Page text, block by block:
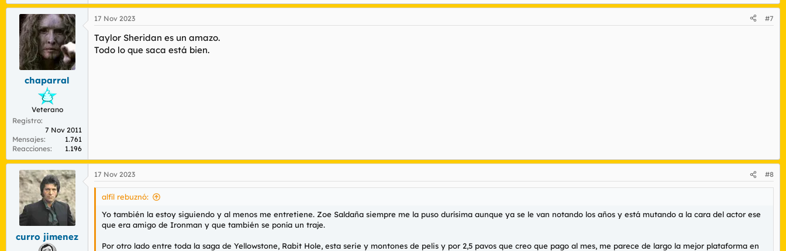
chaparral
Veterano
Registro
7 Nov 2011
Mensajes
1.761
Reacciones
1.196
17 Nov 2023 #7
Taylor Sheridan es un amazo.
Todo lo que saca está bien.
curro jimenez
17 Nov 2023 #8
alfíl rebuznó:
Yo también la estoy siguiendo y al menos me entretiene. Zoe Saldaña siempre me la puso durísima aunque ya se le van notando los años y está mutando a la cara del actor ese
que era amigo de Ironman y que también se ponía un traje.
Por otro lado entre toda la saga de Yellowstone, Rabit Hole, esta serie y montones de pelis y por 2,5 pavos que creo que pago al mes, me parece de largo la mejor plataforma en